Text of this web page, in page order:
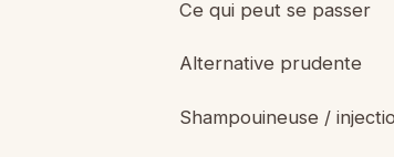
Ce qui peut se passer
Alternative prudente
Shampouineuse /